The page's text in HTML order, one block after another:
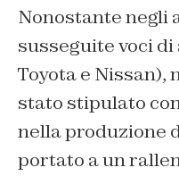
Nonostante negli
susseguite voci
Toyota e Nissan),
stato stipulato
nella produzione
portato a un